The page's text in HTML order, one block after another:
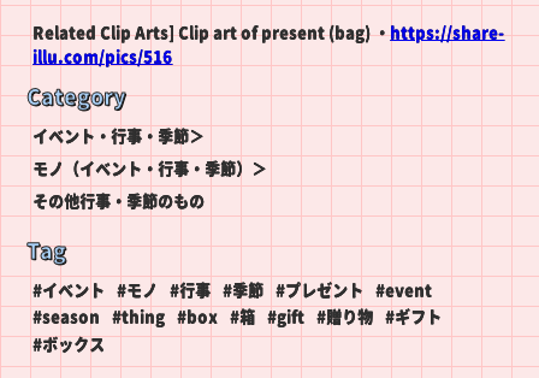
Related Clip Arts] Clip art of present (bag) ・https://share-
illu.com/pics/516
Category
イベント・行事・季節＞
モノ（イベント・行事・季節）＞
その他行事・季節のもの
Tag
#イベント #モノ #行事 #季節 #プレゼント
#event
#season
#thing #box #箱 #gift #贈り物
#ギフト
#ボックス